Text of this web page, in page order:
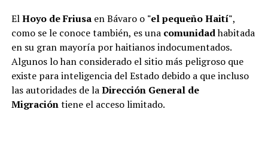
ElHoyo de Friusaen Bávaro o "el pequeño Haití",
como se le conoce también, es una comunidadhabitada
en su gran mayoría por haitianos indocumentados.
Algunos lo han considerado el sitio más peligroso que
existe para inteligencia del Estado debido a que incluso
las autoridades de laDirección General de
Migracióntiene el acceso limitado.